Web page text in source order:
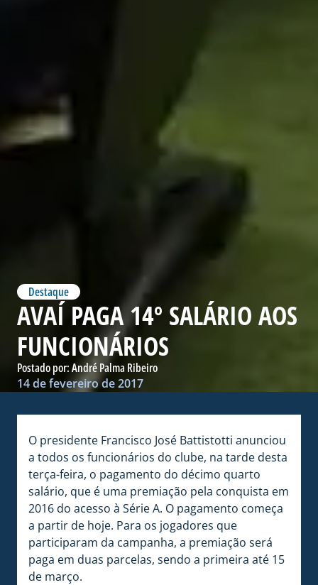
Destaque
AVAÍ PAGA 14º SALÁRIO AOS
FUNCIONÁRIOS
Postado por:André Palma Ribeiro
14 de fevereiro de 2017
O presidente Francisco José Battistotti anunciou
a todos os funcionários do clube, na tarde desta
terça-feira, o pagamento do décimo quarto
salário, que é uma premiação pela conquista em
2016 do acesso à Série A. O pagamento começa
a partir de hoje. Para os jogadores que
participaram da campanha, a premiação será
paga em duas parcelas, sendo a primeira até 15
de março.